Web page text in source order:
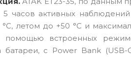
часов активных
°C, летом до +50 °C и
встроенных
батареи, с Power Bank